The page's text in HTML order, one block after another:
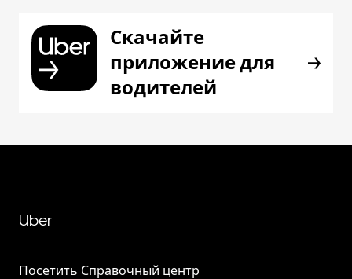
Скачайте
приложение для
водителей
Uber
Посетить Справочный центр